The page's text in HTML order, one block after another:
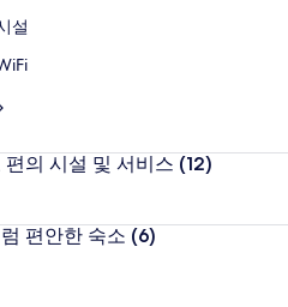
설
편의 시설 및 서비스 (12)
편안한 숙소 (6)